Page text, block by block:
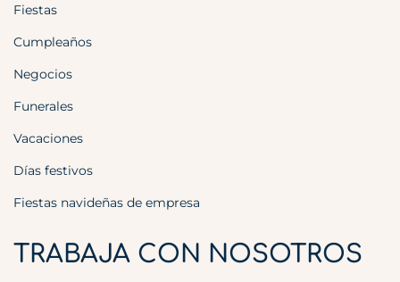
Fiestas
Cumpleaños
Negocios
Funerales
Vacaciones
Días festivos
Fiestas navideñas de empresa
TRABAJA CON NOSOTROS